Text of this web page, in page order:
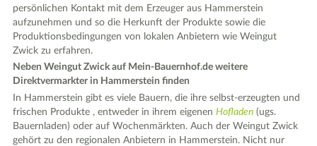
persönlichen Kontakt mit dem Erzeuger aus Hammerstein
aufzunehmen und so die Herkunft der Produkte sowie die
Produktionsbedingungen von lokalen Anbietern wie Weingut
Zwick zu erfahren.
Neben Weingut Zwick auf Mein-Bauernhof.de weitere
Direktvermarkter in Hammerstein finden
In Hammerstein gibt es viele Bauern, die ihre selbst-erzeugten und
frischen Produkte , entweder in ihrem eigenenHofladen (ugs.
Bauernladen) oder auf Wochenmärkten. Auch der Weingut Zwick
gehört zu den regionalen Anbietern in Hammerstein. Nicht nur